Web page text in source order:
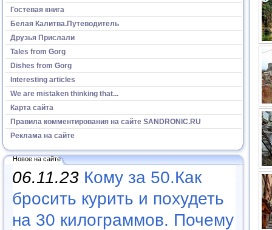
Гостевая книга
Белая Калитва.Путеводитель
Друзья Прислали
Tales from Gorg
Dishes from Gorg
Interesting articles
We are mistaken thinking that...
Карта сайта
Правила комментирования на сайте SANDRONIC.RU
Реклама на сайте
Новое на сайте
06.11.23 Кому за 50.Как
бросить курить и похудеть
на 30 килограммов. Почему